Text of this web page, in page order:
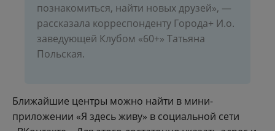
познакомиться, найти новых друзей», —
рассказала корреспонденту Города+ И.о.
заведующей Клубом «60+» Татьяна
Польская.
Ближайшие центры можно найти в мини-
приложении «Я здесь живу» в социальной сети